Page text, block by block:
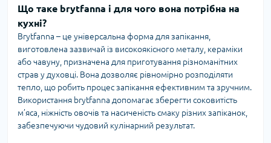
Що таке brytfanna і для чого вона потрібна на
кухні?
Brytfanna – це універсальна форма для запікання,
виготовлена зазвичай із високоякісного металу, кераміки
або чавуну, призначена для приготування різноманітних
страв у духовці. Вона дозволяє рівномірно розподіляти
тепло, що робить процес запікання ефективним та зручним.
Використання brytfanna допомагає зберегти соковитість
м’яса, ніжність овочів та насиченість смаку різних запіканок,
забезпечуючи чудовий кулінарний результат.